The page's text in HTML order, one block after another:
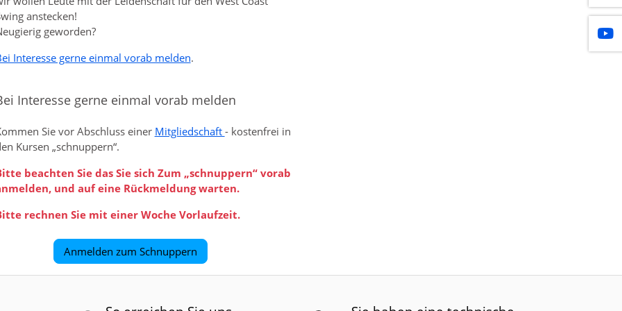
anstecken!
geworden?
Interesse gerne einmal vorab melden.
Interesse gerne einmal vorab melden
Sie vor Abschluss einer Mitgliedschaft - kostenfrei in
Kursen „schnuppern“.
beachten Sie das Sie sich Zum „schnuppern“ vorab
und auf eine Rückmeldung warten.
rechnen Sie mit einer Woche Vorlaufzeit.
Anmelden zum Schnuppern